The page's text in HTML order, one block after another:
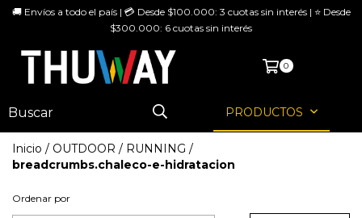
🚚 Envíos a todo el país | 💳 Desde $100.000: 3 cuotas sin interés | ⭐ Desde
$300.000: 6 cuotas sin interés
0
PRODUCTOS
Inicio / OUTDOOR / RUNNING /
breadcrumbs.chaleco-e-hidratacion
Ordenar por